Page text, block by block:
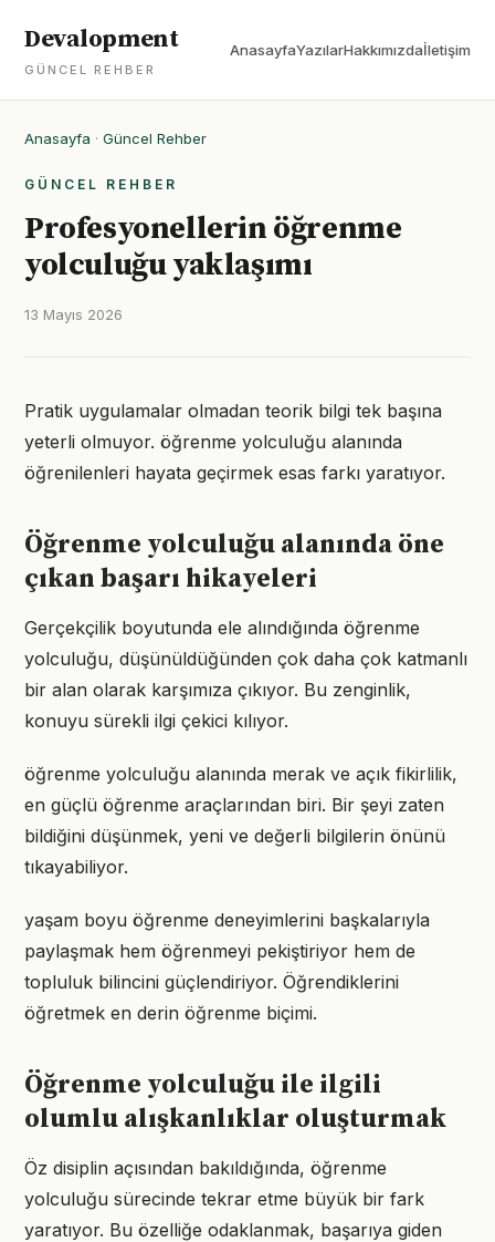
Devalopment
GÜNCEL REHBER
AnasayfaYazılarHakkımızdaİletişim
Anasayfa · Güncel Rehber
GÜNCEL REHBER
Profesyonellerin öğrenme
yolculuğu yaklaşımı
13 Mayıs 2026
Pratik uygulamalar olmadan teorik bilgi tek başına
yeterli olmuyor. öğrenme yolculuğu alanında
öğrenilenleri hayata geçirmek esas farkı yaratıyor.
Öğrenme yolculuğu alanında öne
çıkan başarı hikayeleri
Gerçekçilik boyutunda ele alındığında öğrenme
yolculuğu, düşünüldüğünden çok daha çok katmanlı
bir alan olarak karşımıza çıkıyor. Bu zenginlik,
konuyu sürekli ilgi çekici kılıyor.
öğrenme yolculuğu alanında merak ve açık fikirlilik,
en güçlü öğrenme araçlarından biri. Bir şeyi zaten
bildiğini düşünmek, yeni ve değerli bilgilerin önünü
tıkayabiliyor.
yaşam boyu öğrenme deneyimlerini başkalarıyla
paylaşmak hem öğrenmeyi pekiştiriyor hem de
topluluk bilincini güçlendiriyor. Öğrendiklerini
öğretmek en derin öğrenme biçimi.
Öğrenme yolculuğu ile ilgili
olumlu alışkanlıklar oluşturmak
Öz disiplin açısından bakıldığında, öğrenme
yolculuğu sürecinde tekrar etme büyük bir fark
yaratıyor. Bu özelliğe odaklanmak, başarıya giden